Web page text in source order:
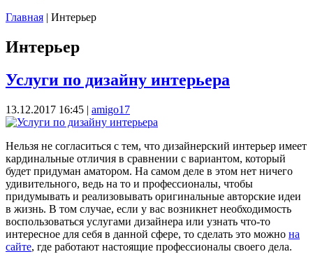
Главная | Интерьер
Интерьер
Услуги по дизайну интерьера
13.12.2017 16:45 | amigo17
Нельзя не согласиться с тем, что дизайнерский интерьер имеет
кардинальные отличия в сравнении с вариантом, который
будет придуман аматором. На самом деле в этом нет ничего
удивительного, ведь на то и профессионалы, чтобы
придумывать и реализовывать оригинальные авторские идеи
в жизнь. В том случае, если у вас возникнет необходимость
воспользоваться услугами дизайнера или узнать что-то
интересное для себя в данной сфере, то сделать это можно на
сайте, где работают настоящие профессионалы своего дела.